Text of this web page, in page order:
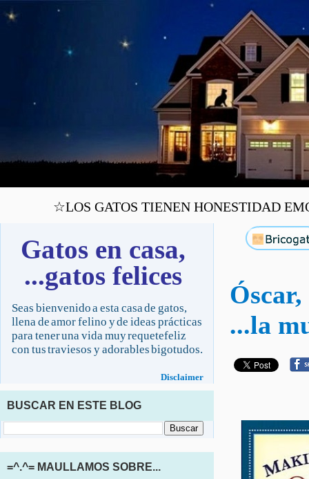
☆LOS GATOS TIENEN HONESTIDAD
...la
Gatos en casa,
...gatos felices
Seas bienvenido a esta casa de gatos,
llena de amor felino y de ideas prácticas
para tener una vida muy requetefeliz
con tus traviesos y adorables bigotudos.
Disclaimer
BUSCAR EN ESTE BLOG
=^.^= MAULLAMOS SOBRE...